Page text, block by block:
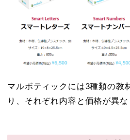
マルボティックには3種類の教
り、それぞれ内容と価格が異な